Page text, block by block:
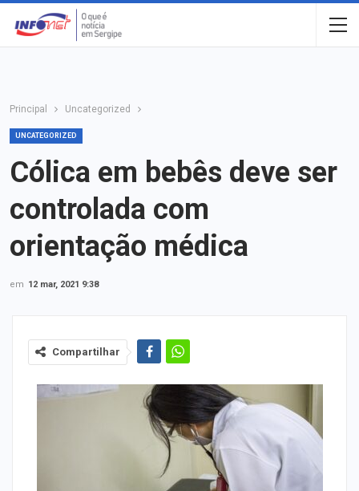
Principal Uncategorized
UNCATEGORIZED
Cólica em bebês deve ser
controlada com
orientação médica
em 12 mar, 2021 9:38
Compartilhar